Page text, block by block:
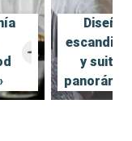
Diseño
y suites